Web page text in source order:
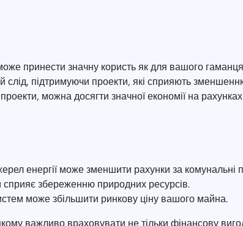
принести значну користь як для вашого
підтримуючи проекти, які сприяють
можна досягти значної економії на
енергії може зменшити рахунки за комунальні
сприяє збереженню природних ресурсів.
може збільшити ринкову ціну вашого майна.
важливо враховувати не тільки фінансову